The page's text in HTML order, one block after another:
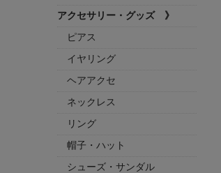
アクセサリー・グッズ 》
ピアス
イヤリング
ヘアアクセ
ネックレス
リング
帽子・ハット
シューズ・サンダル